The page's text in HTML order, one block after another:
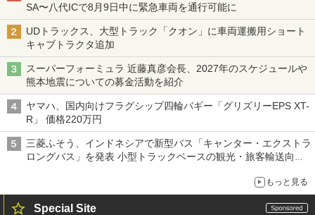
SA〜八代ICで8月9日中に緊急車両を通行可能に
UDトラックス、大型トラック「クオン」に車両運搬用ショート
キャブトラクタ追加
スーパーフォーミュラ 近藤真彦会長、2027年のスケジュールや
熊本地震についての募金活動を紹介
ヤマハ、国内向けフラグシップ四輪バギー「グリズリーEPS XT-
R」 価格220万円
三菱ふそう、インドネシアで新型バス「キャンター・エクストラ
ロングバス」を発表 小型トラックベースの観光・旅客輸送向け
もっと見る
Special Site